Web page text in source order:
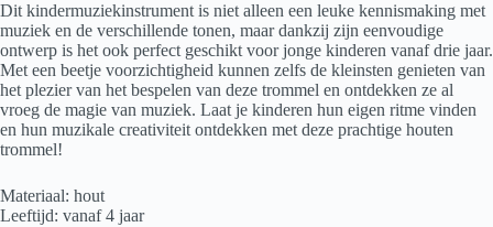
Dit kindermuziekinstrument is niet alleen een leuke kennismaking met
muziek en de verschillende tonen, maar dankzij zijn eenvoudige
ontwerp is het ook perfect geschikt voor jonge kinderen vanaf drie jaar.
Met een beetje voorzichtigheid kunnen zelfs de kleinsten genieten van
het plezier van het bespelen van deze trommel en ontdekken ze al
vroeg de magie van muziek. Laat je kinderen hun eigen ritme vinden
en hun muzikale creativiteit ontdekken met deze prachtige houten
trommel!
Materiaal: hout
Leeftijd: vanaf 4 jaar